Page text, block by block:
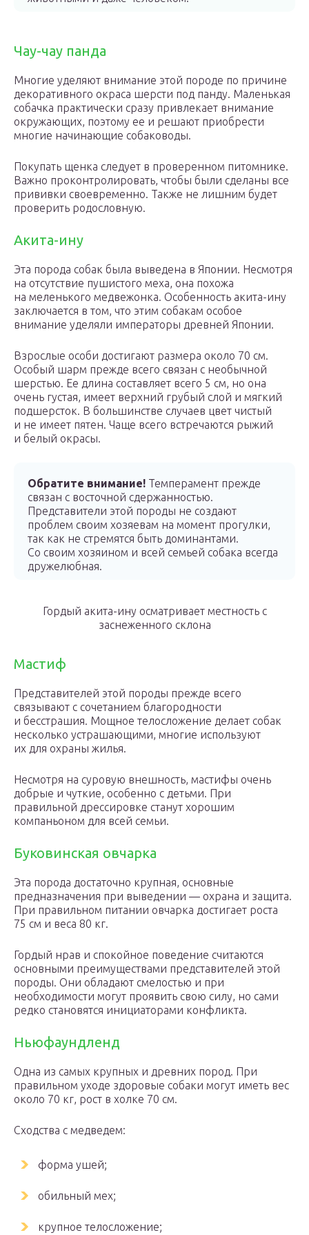
Чау-чау панда
Многие уделяют внимание этой породе по причине
декоративного окраса шерсти под панду. Маленькая
собачка практически сразу привлекает внимание
окружающих, поэтому ее и решают приобрести
многие начинающие собаководы.
Покупать щенка следует в проверенном питомнике.
Важно проконтролировать, чтобы были сделаны все
прививки своевременно. Также не лишним будет
проверить родословную.
Акита-ину
Эта порода собак была выведена в Японии. Несмотря
на отсутствие пушистого меха, она похожа
на меленького медвежонка. Особенность акита-ину
заключается в том, что этим собакам особое
внимание уделяли императоры древней Японии.
Взрослые особи достигают размера около 70 см.
Особый шарм прежде всего связан с необычной
шерстью. Ее длина составляет всего 5 см, но она
очень густая, имеет верхний грубый слой и мягкий
подшерсток. В большинстве случаев цвет чистый
и не имеет пятен. Чаще всего встречаются рыжий
и белый окрасы.
Обратите внимание! Темперамент прежде
связан с восточной сдержанностью.
Представители этой породы не создают
проблем своим хозяевам на момент прогулки,
так как не стремятся быть доминантами.
Со своим хозяином и всей семьей собака всегда
дружелюбная.
Гордый акита-ину осматривает местность с
заснеженного склона
Мастиф
Представителей этой породы прежде всего
связывают с сочетанием благородности
и бесстрашия. Мощное телосложение делает собак
несколько устрашающими, многие используют
их для охраны жилья.
Несмотря на суровую внешность, мастифы очень
добрые и чуткие, особенно с детьми. При
правильной дрессировке станут хорошим
компаньоном для всей семьи.
Буковинская овчарка
Эта порода достаточно крупная, основные
предназначения при выведении — охрана и защита.
При правильном питании овчарка достигает роста
75 см и веса 80 кг.
Гордый нрав и спокойное поведение считаются
основными преимуществами представителей этой
породы. Они обладают смелостью и при
необходимости могут проявить свою силу, но сами
редко становятся инициаторами конфликта.
Ньюфаундленд
Одна из самых крупных и древних пород. При
правильном уходе здоровые собаки могут иметь вес
около 70 кг, рост в холке 70 см.
Сходства с медведем:
форма ушей;
обильный мех;
крупное телосложение;